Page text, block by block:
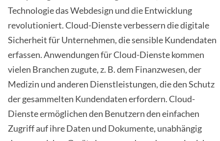
Technologie das Webdesign und die Entwicklung
revolutioniert. Cloud-Dienste verbessern die digitale
Sicherheit für Unternehmen, die sensible Kundendaten
erfassen. Anwendungen für Cloud-Dienste kommen
vielen Branchen zugute, z. B. dem Finanzwesen, der
Medizin und anderen Dienstleistungen, die den Schutz
der gesammelten Kundendaten erfordern. Cloud-
Dienste ermöglichen den Benutzern den einfachen
Zugriff auf ihre Daten und Dokumente, unabhängig